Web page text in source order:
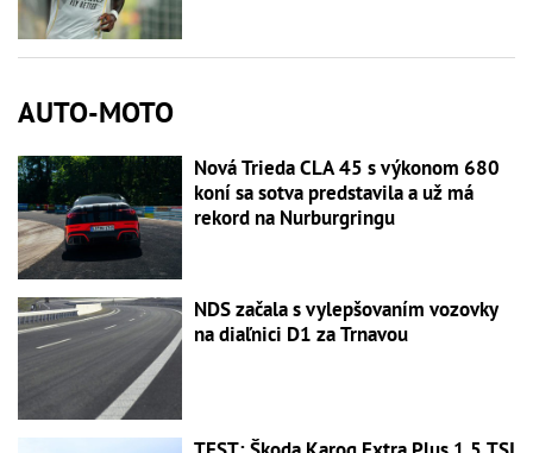
AUTO-MOTO
Nová Trieda CLA 45 s výkonom 680
koní sa sotva predstavila a už má
rekord na Nurburgringu
NDS začala s vylepšovaním vozovky
na diaľnici D1 za Trnavou